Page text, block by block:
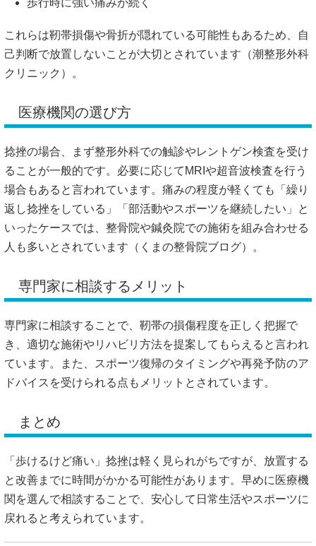
歩行時に強い痛みが続く
これらは靭帯損傷や骨折が隠れている可能性もあるため、自
己判断で放置しないことが大切とされています（潮整形外科
クリニック ）。
医療機関の選び方
捻挫の場合、まず整形外科での触診やレントゲン検査を受け
ることが一般的です。必要に応じてMRIや超音波検査を行う
場合もあると言われています。痛みの程度が軽くても「繰り
返し捻挫をしている」「部活動やスポーツを継続したい」と
いったケースでは、整骨院や鍼灸院での施術を組み合わせる
人も多いとされています（ くまの整骨院ブログ）。
専門家に相談するメリット
専門家に相談することで、靭帯の損傷程度を正しく把握で
き、適切な施術やリハビリ方法を提案してもらえると言われ
ています。また、スポーツ復帰のタイミングや再発予防のア
ドバイスを受けられる点もメリットとされています。
まとめ
「歩けるけど痛い」捻挫は軽く見られがちですが、放置する
と改善までに時間がかかる可能性があります。早めに医療機
関を選んで相談することで、安心して日常生活やスポーツに
戻れると考えられています。